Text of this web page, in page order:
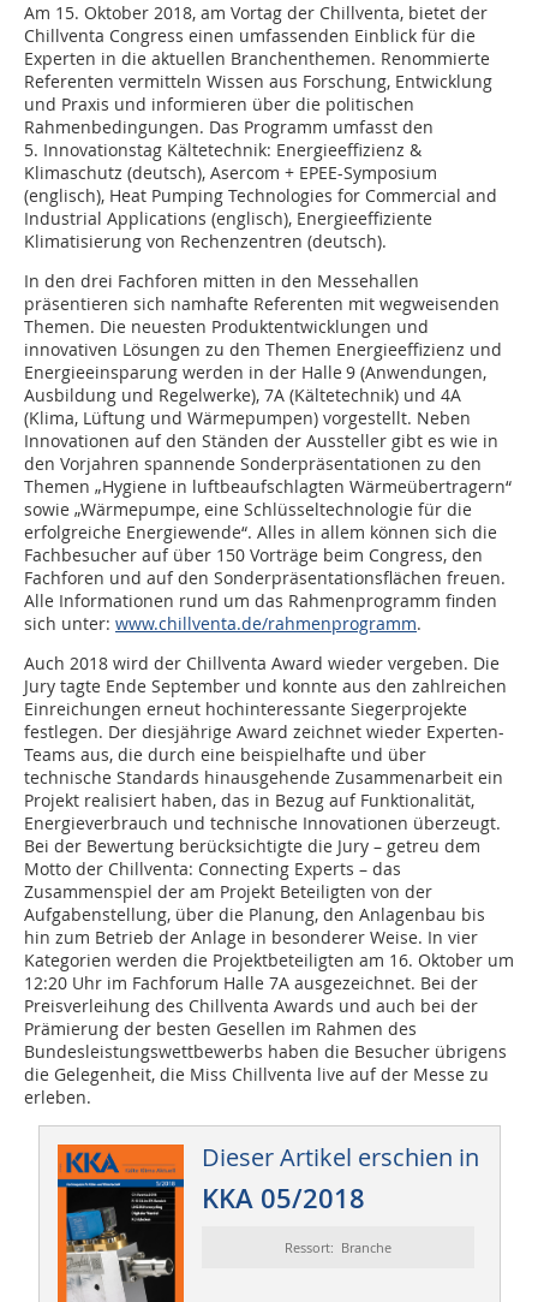
Am 15. Oktober 2018, am Vortag der Chillventa, bietet der
Chillventa Congress einen umfassenden Einblick für die
Experten in die aktuellen Branchenthemen. Renommierte
Referenten vermitteln Wissen aus Forschung, Entwicklung
und Praxis und informieren über die politischen
Rahmenbedingungen. Das Programm umfasst den
5. Innovationstag Kältetechnik: Energieeffizienz &
Klimaschutz (deutsch), Asercom + EPEE-Symposium
(englisch), Heat Pumping Technologies for Commercial and
Industrial Applications (englisch), Energieeffiziente
Klimatisierung von Rechenzentren (deutsch).
In den drei Fachforen mitten in den Messehallen
präsentieren sich namhafte Referenten mit wegweisenden
Themen. Die neuesten Produktentwicklungen und
innovativen Lösungen zu den Themen Energieeffizienz und
Energieeinsparung werden in der Halle 9 (Anwendungen,
Ausbildung und Regelwerke), 7A (Kältetechnik) und 4A
(Klima, Lüftung und Wärmepumpen) vorgestellt. Neben
Innovationen auf den Ständen der Aussteller gibt es wie in
den Vorjahren spannende Sonderpräsentationen zu den
Themen „Hygiene in luftbeaufschlagten Wärmeübertragern“
sowie „Wärmepumpe, eine Schlüsseltechnologie für die
erfolgreiche Energiewende“. Alles in allem können sich die
Fachbesucher auf über 150 Vorträge beim Congress, den
Fachforen und auf den Sonderpräsentationsflächen freuen.
Alle Informationen rund um das Rahmenprogramm finden
sich unter: www.chillventa.de/rahmenprogramm.
Auch 2018 wird der Chillventa Award wieder vergeben. Die
Jury tagte Ende September und konnte aus den zahlreichen
Einreichungen erneut hochinteressante Siegerprojekte
festlegen. Der diesjährige Award zeichnet wieder Experten-
Teams aus, die durch eine beispielhafte und über
technische Standards hinausgehende Zusammenarbeit ein
Projekt realisiert haben, das in Bezug auf Funktionalität,
Energieverbrauch und technische Innovationen überzeugt.
Bei der Bewertung berücksichtigte die Jury – getreu dem
Motto der Chillventa: Connecting Experts – das
Zusammenspiel der am Projekt Beteiligten von der
Aufgabenstellung, über die Planung, den Anlagenbau bis
hin zum Betrieb der Anlage in besonderer Weise. In vier
Kategorien werden die Projektbeteiligten am 16. Oktober um
12:20 Uhr im Fachforum Halle 7A ausgezeichnet. Bei der
Preisverleihung des Chillventa Awards und auch bei der
Prämierung der besten Gesellen im Rahmen des
Bundesleistungswettbewerbs haben die Besucher übrigens
die Gelegenheit, die Miss Chillventa live auf der Messe zu
erleben.
Dieser Artikel erschien in
KKA 05/2018
Ressort: Branche